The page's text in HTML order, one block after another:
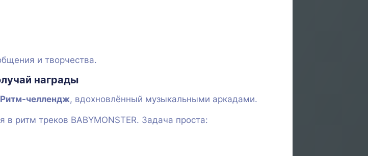
и творчества.
награды
Ритм-челлендж, вдохновлённый музыкальными аркадами.
ритм треков BABYMONSTER. Задача проста: